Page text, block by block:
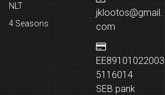
NLT
4 Seasons
jklootos@gmail.
com
EE89101022003
5116014
SEB pank